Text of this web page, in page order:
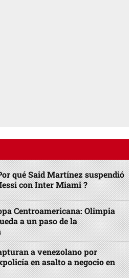
qué Said Martínez suspendió
con Inter Miami ?
Centroamericana: Olimpia
a un paso de la
a venezolano por
en asalto a negocio en